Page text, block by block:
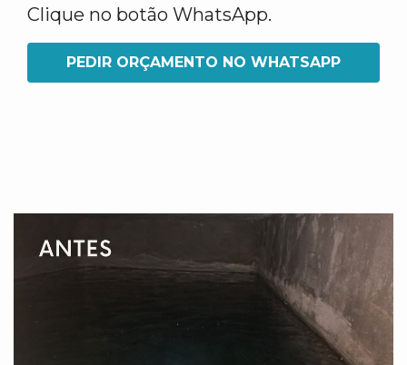
Clique no botão WhatsApp.
PEDIR ORÇAMENTO NO WHATSAPP